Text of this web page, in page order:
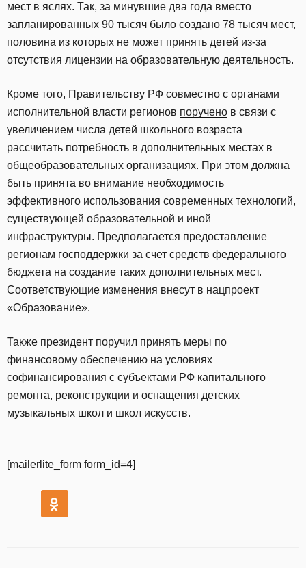
мест в яслях. Так, за минувшие два года вместо
запланированных 90 тысяч было создано 78 тысяч мест,
половина из которых не может принять детей из-за
отсутствия лицензии на образовательную деятельность.
Кроме того, Правительству РФ совместно с органами
исполнительной власти регионов поручено в связи с
увеличением числа детей школьного возраста
рассчитать потребность в дополнительных местах в
общеобразовательных организациях. При этом должна
быть принята во внимание необходимость
эффективного использования современных технологий,
существующей образовательной и иной
инфраструктуры. Предполагается предоставление
регионам господдержки за счет средств федерального
бюджета на создание таких дополнительных мест.
Соответствующие изменения внесут в нацпроект
«Образование».
Также президент поручил принять меры по
финансовому обеспечению на условиях
софинансирования с субъектами РФ капитального
ремонта, реконструкции и оснащения детских
музыкальных школ и школ искусств.
[mailerlite_form form_id=4]